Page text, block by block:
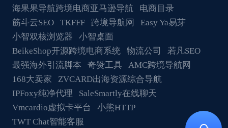
海果果导航跨境电商亚马逊导航
电商目录
筋斗云SEO
TKFFF 跨境导航网
Easy Ya易芽
小智双核浏览器
小智桌面
BeikeShop开源跨境电商系统
物流公司
若凡SEO
最强海外引流脚本
奇赞工具
AMC跨境导航网
168大卖家
ZVCARD出海资源综合导航
IPFoxy纯净代理
SaleSmartly在线聊天
Vmcardio虚拟卡平台
小熊HTTP
TWT Chat智能客服